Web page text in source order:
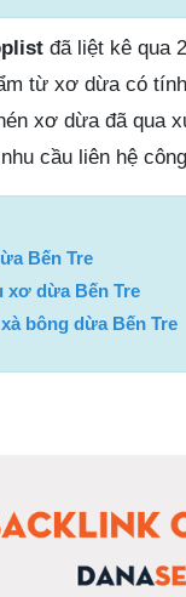
đã liệt kê qua
từ xơ dừa có
xơ dừa đã qua
cầu liên hệ
Bến Tre
xơ dừa Bến Tre
bông dừa Bến Tre